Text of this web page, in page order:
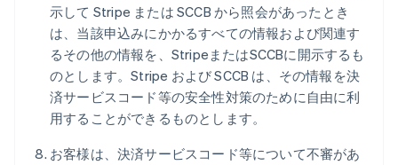
示して Stripe または SCCB から照会があったとき
は、当該申込みにかかるすべての情報および関連す
るその他の情報を、StripeまたはSCCBに開示するも
のとします。Stripe および SCCB は、その情報を決
済サービスコード等の安全性対策のために自由に利
用することができるものとします。
お客様は、決済サービスコード等について不審があ